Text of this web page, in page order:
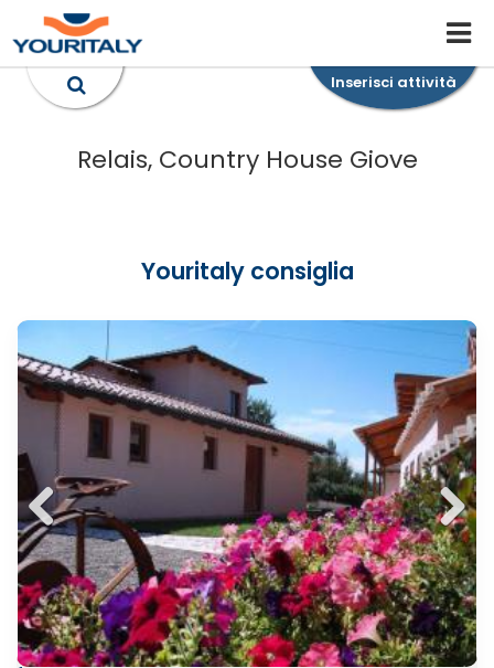
Inserisci attività
Relais, Country House Giove
Youritaly consiglia
Previ
ous
Next